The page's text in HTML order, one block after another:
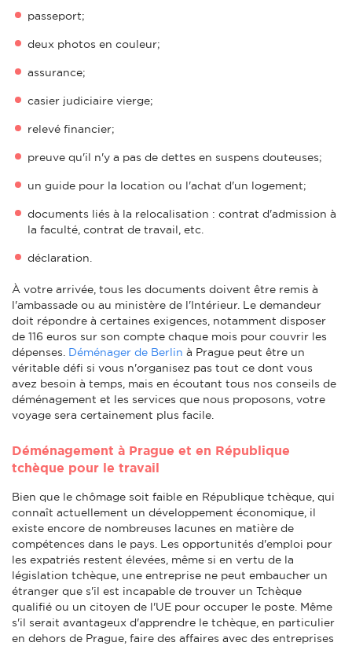
passeport;
deux photos en couleur;
assurance;
casier judiciaire vierge;
relevé financier;
preuve qu'il n'y a pas de dettes en suspens douteuses;
un guide pour la location ou l'achat d'un logement;
documents liés à la relocalisation : contrat d'admission à
la faculté, contrat de travail, etc.
déclaration.
À votre arrivée, tous les documents doivent être remis à
l'ambassade ou au ministère de l'Intérieur. Le demandeur
doit répondre à certaines exigences, notamment disposer
de 116 euros sur son compte chaque mois pour couvrir les
dépenses. Déménager de Berlin à Prague peut être un
véritable défi si vous n'organisez pas tout ce dont vous
avez besoin à temps, mais en écoutant tous nos conseils de
déménagement et les services que nous proposons, votre
voyage sera certainement plus facile.
Déménagement à Prague et en République
tchèque pour le travail
Bien que le chômage soit faible en République tchèque, qui
connaît actuellement un développement économique, il
existe encore de nombreuses lacunes en matière de
compétences dans le pays. Les opportunités d'emploi pour
les expatriés restent élevées, même si en vertu de la
législation tchèque, une entreprise ne peut embaucher un
étranger que s'il est incapable de trouver un Tchèque
qualifié ou un citoyen de l'UE pour occuper le poste. Même
s'il serait avantageux d'apprendre le tchèque, en particulier
en dehors de Prague, faire des affaires avec des entreprises